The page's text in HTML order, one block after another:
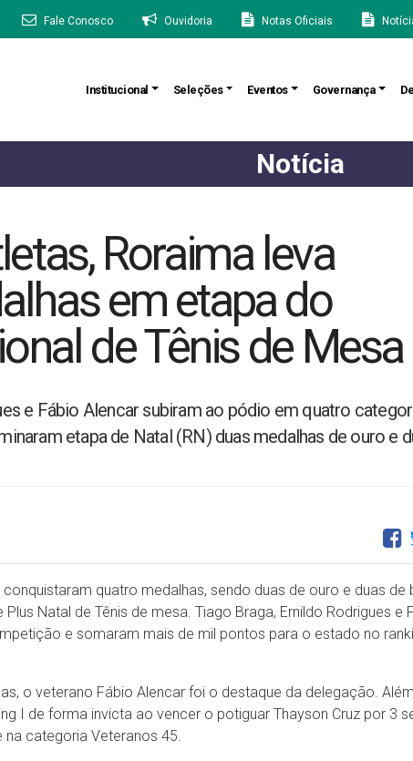
Fale Conosco Ouvidoria Notas Oficiais
Institucional Seleções Eventos Governança
Notícia
Roraima leva
em etapa do
de Tênis de Mesa
e Fábio Alencar subiram ao pódio em quatro
etapa de Natal (RN) duas medalhas de ouro e
quatro medalhas, sendo duas de ouro e duas de
Natal de Tênis de mesa. Tiago Braga, Ernildo Rodrigues e
e somaram mais de mil pontos para o estado no
o veterano Fábio Alencar foi o destaque da delegação.
I de forma invicta ao vencer o potiguar Thayson Cruz por 3
categoria Veteranos 45.